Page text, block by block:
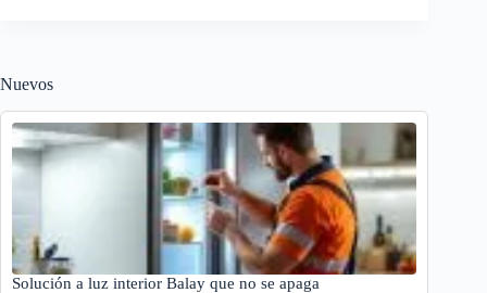
Nuevos
Solución a luz interior Balay que no se apaga